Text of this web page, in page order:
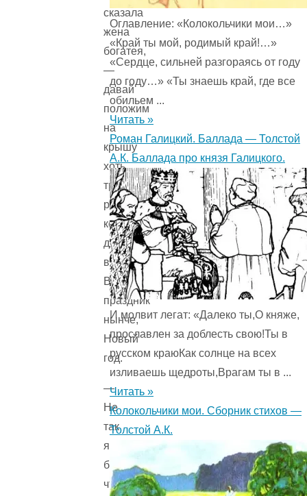
сказала
жена
богатея,
—
давай
положим
на
крышу
хоть
три
ржаных
колоса
для
воробьев!
Ведь
праздник
нынче,
Новый
год.
—
Не
так
я
богат,
чтобы
Оглавление: «Колокольчики мои…»
«Край ты мой, родимый край!…»
«Сердце, сильней разгораясь от году
до году…» «Ты знаешь край, где все
обильем ...
Читать »
Роман Галицкий. Баллада — Толстой
А.К. Баллада про князя Галицкого.
И молвит легат: «Далеко ты,О княже,
прославлен за доблесть свою!Ты в
русском краюКак солнце на всех
изливаешь щедроты,Врагам ты в ...
Читать »
Колокольчики мои. Сборник стихов —
Толстой А.К.